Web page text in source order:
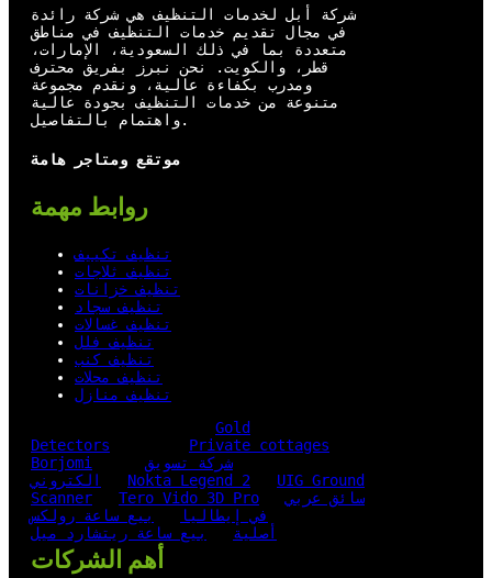
r e o
k
I
n
شركة أبل لخدمات التنظيف هي شركة رائدة
في مجال تقديم خدمات التنظيف في مناطق
متعددة بما في ذلك السعودية، الإمارات،
قطر، والكويت. نحن نبرز بفريق محترف
ومدرب بكفاءة عالية، ونقدم مجموعة
متنوعة من خدمات التنظيف بجودة عالية
واهتمام بالتفاصيل.
موتقع ومتاجر هامة
روابط مهمة
تنظيف تكييف
تنظيف ثلاجات
تنظيف خزانات
تنظيف سجاد
تنظيف غسالات
تنظيف فلل
تنظيف كنب
تنظيف محلات
تنظيف منازل
Gold
Detectors
Private cottages
Borjomi
شركة تسويق
الكتروني
Nokta Legend 2
UIG Ground
Scanner
Tero Vido 3D Pro
سائق عربي
في إيطاليا
بيع ساعة رولكس
أصلية
بيع ساعة ريتشارد ميل
أهم الشركات